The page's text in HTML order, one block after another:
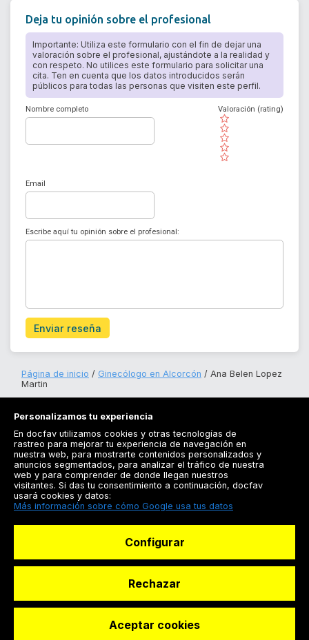
Deja tu opinión sobre el profesional
Importante: Utiliza este formulario con el fin de dejar una
valoración sobre el profesional, ajustándote a la realidad y
con respeto. No utilices este formulario para solicitar una
cita. Ten en cuenta que los datos introducidos serán
públicos para todas las personas que visiten este perfil.
Nombre completo
( )
( )
( )
( )
( )
Valoración (rating)
Email
Escribe aquí tu opinión sobre el profesional:
Enviar reseña
Página de inicio Ginecólogo en Alcorcón
Ana Belen Lopez
Martin
Registrarse
Docfav
© Dashboard Technologies S.L
Personalizamos tu experiencia
En docfav utilizamos cookies y otras tecnologías de
rastreo para mejorar tu experiencia de navegación en
nuestra web, para mostrarte contenidos personalizados y
anuncios segmentados, para analizar el tráfico de nuestra
web y para comprender de donde llegan nuestros
visitantes. Si das tu consentimiento a continuación, docfav
usará cookies y datos:
Más información sobre cómo Google usa tus datos
Configurar
Rechazar
Aceptar cookies